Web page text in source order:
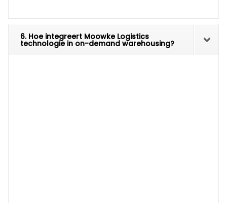
6. Hoe integreert Moowke Logistics
technologie in on-demand warehousing?